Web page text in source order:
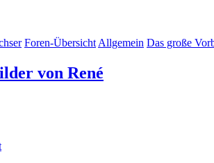
Foren-Übersicht Allgemein Das große
von René